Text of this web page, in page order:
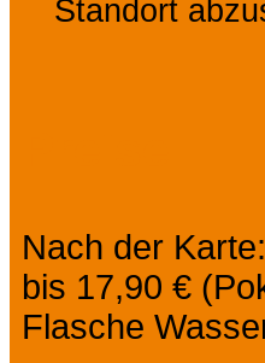
Standort
Nach der
bis 17,90 €
Flasche